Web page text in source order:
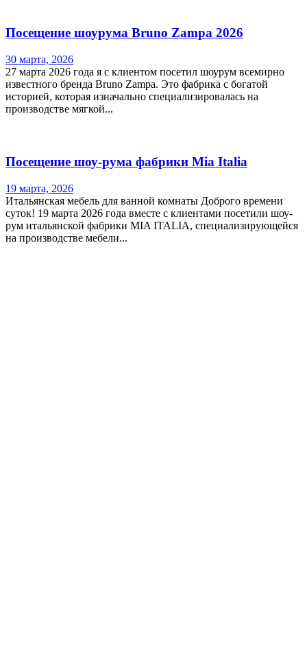
Посещение шоурума Bruno Zampa 2026
30 марта, 2026
27 марта 2026 года я с клиентом посетил шоурум всемирно
известного бренда Bruno Zampa. Это фабрика с богатой
историей, которая изначально специализировалась на
производстве мягкой...
Посещение шоу-рума фабрики Mia Italia
19 марта, 2026
Итальянская мебель для ванной комнаты Доброго времени
суток! 19 марта 2026 года вместе с клиентами посетили шоу-
рум итальянской фабрики MIA ITALIA, специализирующейся
на производстве мебели...